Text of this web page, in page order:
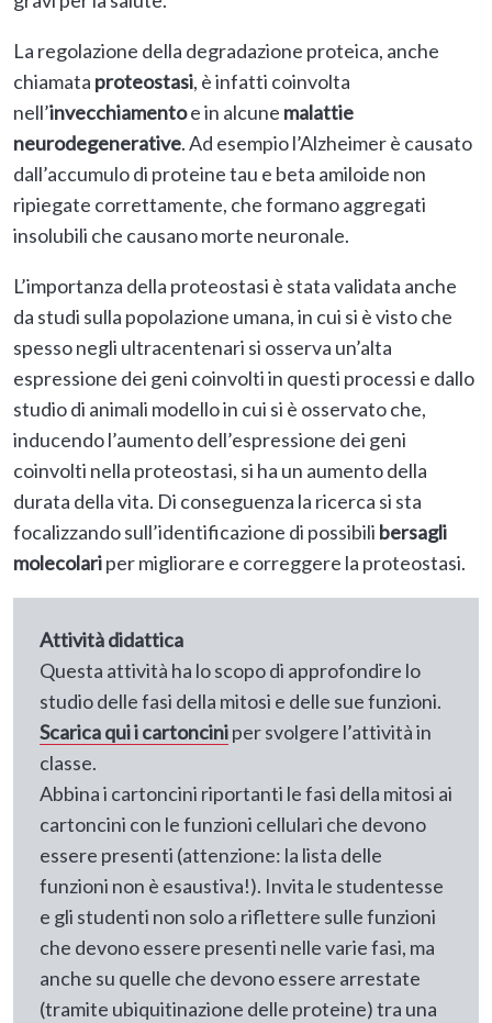
La regolazione della degradazione proteica, anche
chiamata proteostasi, è infatti coinvolta
nell’invecchiamentoe in alcune malattie
neurodegenerative. Ad esempio l’Alzheimer è causato
dall’accumulo di proteine tau e beta amiloide non
ripiegate correttamente, che formano aggregati
insolubili che causano morte neuronale.
L’importanza della proteostasi è stata validata anche
da studi sulla popolazione umana, in cui si è visto che
spesso negli ultracentenari si osserva un’alta
espressione dei geni coinvolti in questi processi e dallo
studio di animali modello in cui si è osservato che,
inducendo l’aumento dell’espressione dei geni
coinvolti nella proteostasi, si ha un aumento della
durata della vita. Di conseguenza la ricerca si sta
focalizzando sull’identificazione di possibili bersagli
molecolariper migliorare e correggere la proteostasi.
Attività didattica
Questa attività ha lo scopo di approfondire lo
studio delle fasi della mitosi e delle sue funzioni.
Scarica qui i cartonciniper svolgere l’attività in
classe.
Abbina i cartoncini riportanti le fasi della mitosi ai
cartoncini con le funzioni cellulari che devono
essere presenti (attenzione: la lista delle
funzioni non è esaustiva!). Invita le studentesse
e gli studenti non solo a riflettere sulle funzioni
che devono essere presenti nelle varie fasi, ma
anche su quelle che devono essere arrestate
(tramite ubiquitinazione delle proteine) tra una